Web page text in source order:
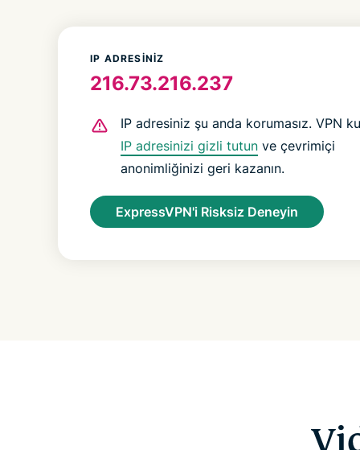
IP ADRESINIZ
216.73.216.237
IP adresiniz şu anda korumasız. VPN
IP adresinizi gizli tutun ve çevrimiçi
anonimliğinizi geri kazanın.
ExpressVPN'i Risksiz Deneyin